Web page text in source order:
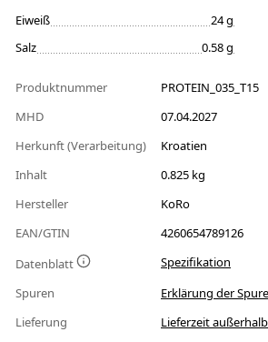
Eiweiß
24 g
Salz
0.58 g
Produktnummer
PROTEIN_035_T15
MHD
07.04.2027
Herkunft (Verarbeitung)
Kroatien
Inhalt
0.825 kg
Hersteller
KoRo
EAN/GTIN
4260654789126
Datenblatt
Spezifikation
Spuren
Erklärung der
Lieferung
Lieferzeit